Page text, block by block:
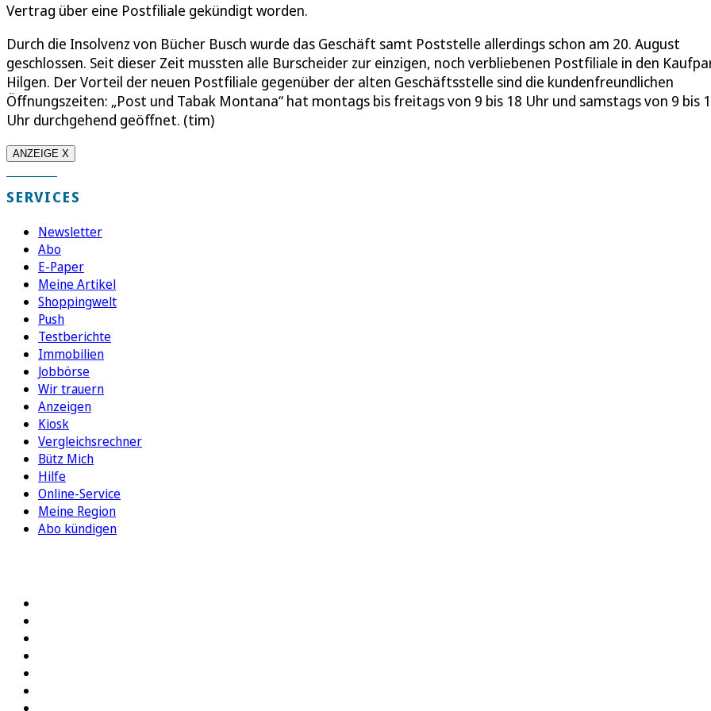
Vertrag über eine Postfiliale gekündigt worden.
Durch die Insolvenz von Bücher Busch wurde das Geschäft samt Poststelle allerdings schon am 20. August
geschlossen. Seit dieser Zeit mussten alle Burscheider zur einzigen, noch verbliebenen Postfiliale in den
Hilgen. Der Vorteil der neuen Postfiliale gegenüber der alten Geschäftsstelle sind die kundenfreundlichen
Öffnungszeiten: „Post und Tabak Montana“ hat montags bis freitags von 9 bis 18 Uhr und samstags von 9 bis
Uhr durchgehend geöffnet. (tim)
ANZEIGE X
SERVICES
Newsletter
Abo
E-Paper
Meine Artikel
Shoppingwelt
Push
Testberichte
Immobilien
Jobbörse
Wir trauern
Anzeigen
Kiosk
Vergleichsrechner
Bütz Mich
Hilfe
Online-Service
Meine Region
Abo kündigen